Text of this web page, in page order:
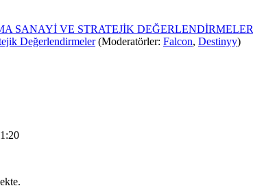
SANAYİ VE STRATEJİK DEĞERLENDİRMELER
Değerlendirmeler (Moderatörler: Falcon, Destinyy)